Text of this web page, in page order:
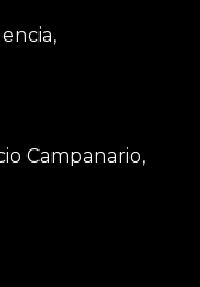
Campanario,